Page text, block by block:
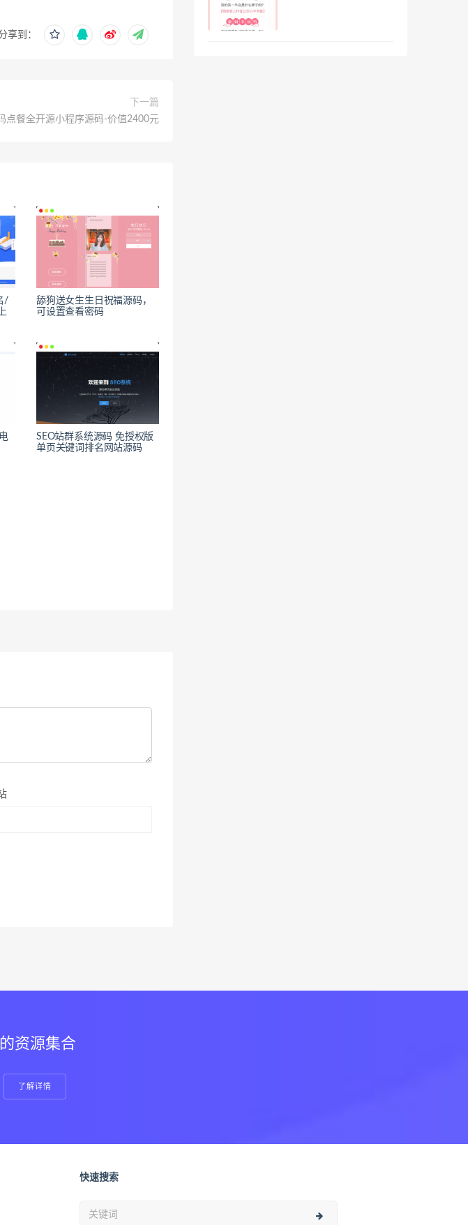
享到：
下一篇
点餐全开源小程序源码-价值2400元
/
舔狗送女生生日祝福源码，
可设置查看密码
SEO站群系统源码 免授权版
单页关键词排名网站源码
资源集合
了解详情
快速搜索